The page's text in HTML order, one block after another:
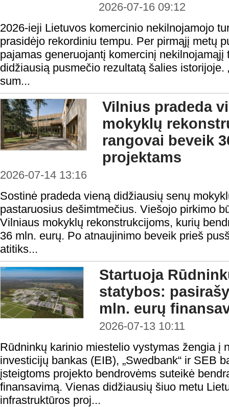
2026-07-16 09:12
2026-ieji Lietuvos komercinio nekilnojamojo
prasidėjo rekordiniu tempu. Per pirmąjį metų
pajamas generuojantį komercinį
didžiausią pusmečio rezultatą šalies istorijoje.
sum...
Vilnius pradeda
mokyklų
rangovai beveik
projektams
2026-07-14 13:16
Sostinė pradeda vieną didžiausių senų
pastaruosius dešimtmečius. Viešojo pirkimo
Vilniaus mokyklų rekonstrukcijoms, kurių
36 mln. eurų. Po atnaujinimo beveik prieš
atitiks...
Startuoja
statybos:
mln. eurų
2026-07-13 10:11
Rūdninkų karinio miestelio vystymas žengia į
investicijų bankas (EIB), „Swedbank“ ir SEB
įsteigtoms projekto bendrovėms suteikė
finansavimą. Vienas didžiausių šiuo metu
infrastruktūros proj...